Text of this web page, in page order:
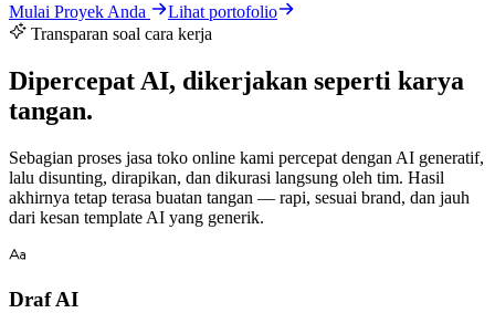
Mulai Proyek Anda
Lihat portofolio
Transparan soal cara kerja
Dipercepat AI, dikerjakan seperti karya
tangan.
Sebagian proses jasa toko online kami percepat dengan AI generatif,
lalu disunting, dirapikan, dan dikurasi langsung oleh tim. Hasil
akhirnya tetap terasa buatan tangan — rapi, sesuai brand, dan jauh
dari kesan template AI yang generik.
Draf AI